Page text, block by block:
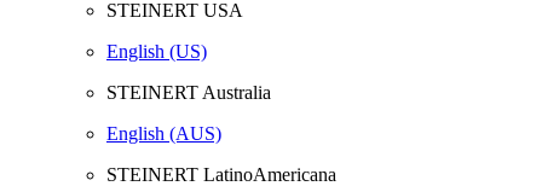
STEINERT USA
English (US)
STEINERT Australia
English (AUS)
STEINERT LatinoAmericana